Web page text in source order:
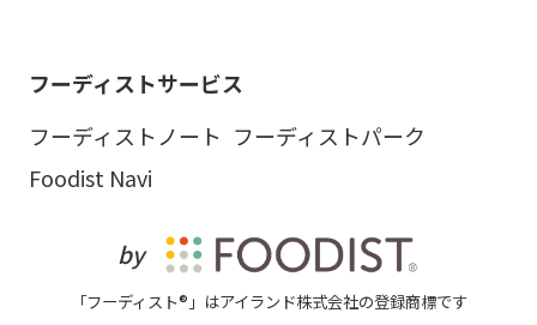
フーディストサービス
フーディストノート フーディストパーク
Foodist Navi
by
「フーディスト®」はアイランド株式会社の登録商標です